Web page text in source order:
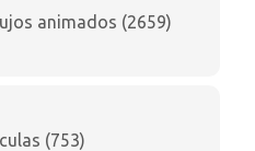
animados (2659)
(753)